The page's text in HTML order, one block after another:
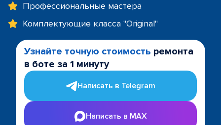
Профессиональные мастера
Комплектующие класса "Original"
Узнайте точную стоимость ремонта
в боте за 1 минуту
Написать в Telegram
Написать в MAX